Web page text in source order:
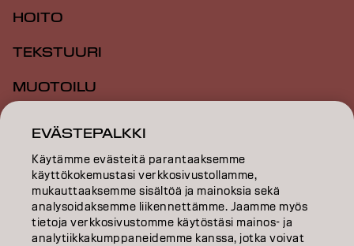
HOITO
TEKSTUURI
MUOTOILU
INSPIRAATIO
KOULUTUS
TIETOA MEISTÄ
SALON FINDER
EVÄSTEPALKKI
Käytämme evästeitä parantaaksemme
käyttökokemustasi verkkosivustollamme,
mukauttaaksemme sisältöä ja mainoksia sekä
analysoidaksemme liikennettämme. Jaamme myös
tietoja verkkosivustomme käytöstäsi mainos- ja
analytiikkakumppaneidemme kanssa, jotka voivat